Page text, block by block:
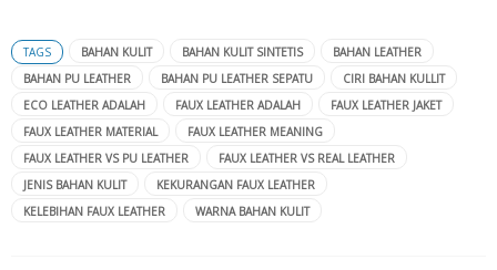
TAGS BAHAN KULIT BAHAN KULIT SINTETIS
BAHAN LEATHER
BAHAN PU LEATHER
BAHAN PU LEATHER SEPATU
CIRI BAHAN KULLIT
ECO LEATHER ADALAH
FAUX LEATHER ADALAH
FAUX LEATHER JAKET
FAUX LEATHER MATERIAL
FAUX LEATHER MEANING
FAUX LEATHER VS PU LEATHER
FAUX LEATHER VS REAL LEATHER
JENIS BAHAN KULIT
KEKURANGAN FAUX LEATHER
KELEBIHAN FAUX LEATHER
WARNA BAHAN KULIT